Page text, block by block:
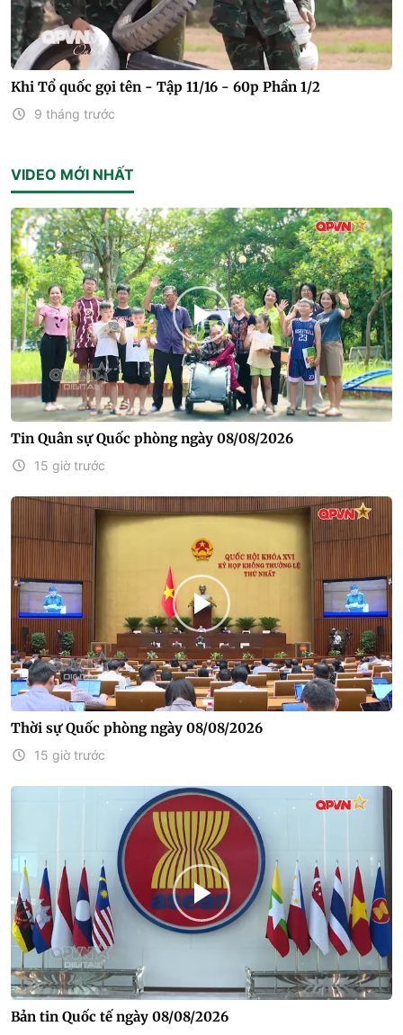
Khi Tổ quốc gọi tên - Tập 11/16 - 60p Phần 1/2
9 tháng trước
VIDEO MỚI NHẤT
Tin Quân sự Quốc phòng ngày 08/08/2026
15 giờ trước
Thời sự Quốc phòng ngày 08/08/2026
15 giờ trước
Bản tin Quốc tế ngày 08/08/2026